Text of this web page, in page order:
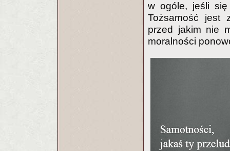
w ogóle, jeśli
Tożsamość jest
przed jakim nie
moralności